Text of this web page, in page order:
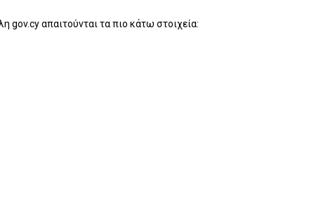
gov.cy απαιτούνται τα πιο κάτω στοιχεία: